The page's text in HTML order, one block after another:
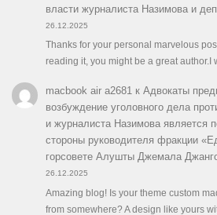
власти журналиста Назимова и
26.12.2025
Thanks for your personal marvelous
reading it, you might be a great author.I
macbook air a2681к Адвокаты
возбуждение уголовного дела
и журналиста Назимова является
стороны руководителя фракции
горсовете Алушты Джемала
26.12.2025
Amazing blog! Is your theme custom
from somewhere? A design like yours